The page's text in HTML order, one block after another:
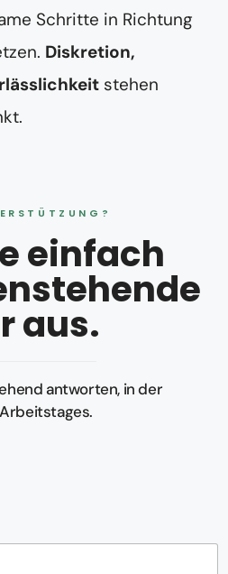
Schritte in Richtung
Diskretion,
stehen
einfach
aus.
antworten, in der